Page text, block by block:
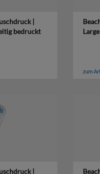
|
bedruckt
zum
|